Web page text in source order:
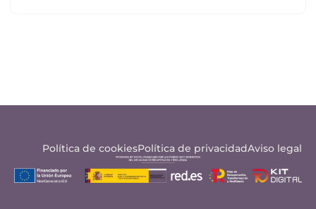
Política de cookiesPolítica de privacidadAviso legal